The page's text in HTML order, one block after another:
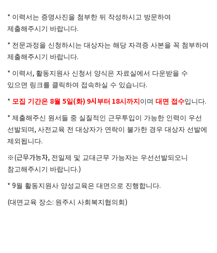
* 이력서는 증명사진을 첨부한 뒤 작성하시고 방문하여
제출해주시기 바랍니다.
* 전문과정을 신청하시는 대상자는 해당 자격증 사본을 꼭 첨부하여
제출해주시기 바랍니다.
* 이력서 , 활동지원사 신청서 양식은 자료실에서 다운받을 수
있으면 링크를 클릭하여 접속하실 수 있습니다.
* 모집 기간은 8월 5일 (화) 9시 부터 18시까지 이며 대면 접수입니다.
* 제출해주신 원서들 중 실질적인 근무투입이 가능한 인력이 우선
선발되며 , 사전교육 전 대상자가 연락이 불가한 경우 대상자 선발에
제외됩니다.
※ (근무가능자, 전일제 및 교대근무 가능자는 우선선발되오니
참고해주시기 바랍니다.)
* 9월 활동지원사 양성교육은 대면으로 진행합니다.
(대면교육 장소: 원주시 사회복지협의회 )